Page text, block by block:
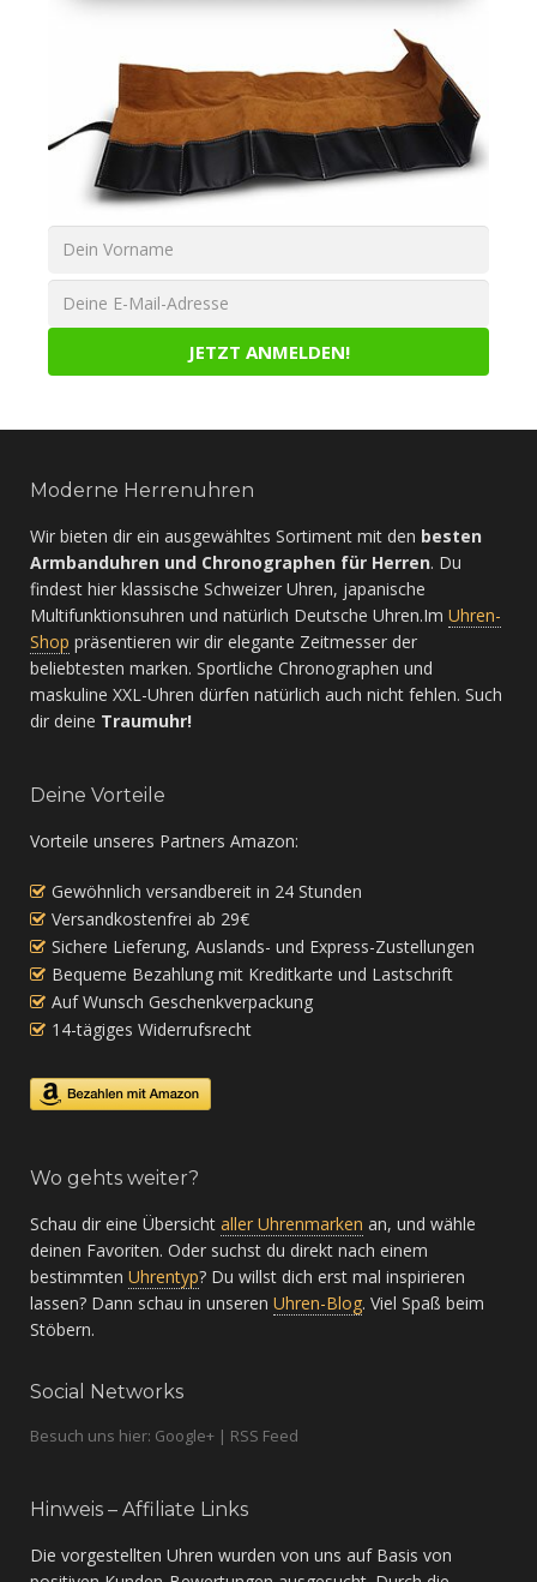
Moderne Herrenuhren
Wir bieten dir ein ausgewähltes Sortiment mit den besten
Armbanduhren und Chronographen für Herren. Du
findest hier klassische Schweizer Uhren, japanische
Multifunktionsuhren und natürlich Deutsche Uhren.Im Uhren-
Shop präsentieren wir dir elegante Zeitmesser der
beliebtesten marken. Sportliche Chronographen und
maskuline XXL-Uhren dürfen natürlich auch nicht fehlen. Such
dir deine Traumuhr!
Deine Vorteile
Vorteile unseres Partners Amazon:
Gewöhnlich versandbereit in 24 Stunden
Versandkostenfrei ab 29€
Sichere Lieferung, Auslands- und Express-Zustellungen
Bequeme Bezahlung mit Kreditkarte und Lastschrift
Auf Wunsch Geschenkverpackung
14-tägiges Widerrufsrecht
Wo gehts weiter?
Schau dir eine Übersicht aller Uhrenmarken an, und wähle
deinen Favoriten. Oder suchst du direkt nach einem
bestimmten Uhrentyp? Du willst dich erst mal inspirieren
lassen? Dann schau in unseren Uhren-Blog. Viel Spaß beim
Stöbern.
Social Networks
Besuch uns hier: Google+ | RSS Feed
Hinweis – Affiliate Links
Die vorgestellten Uhren wurden von uns auf Basis von